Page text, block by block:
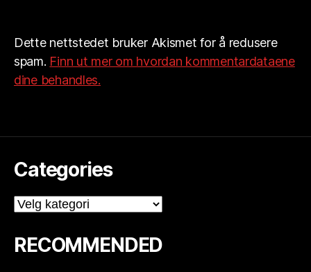
Dette nettstedet bruker Akismet for å redusere
spam. Finn ut mer om hvordan kommentardataene
dine behandles.
Categories
Categories
RECOMMENDED